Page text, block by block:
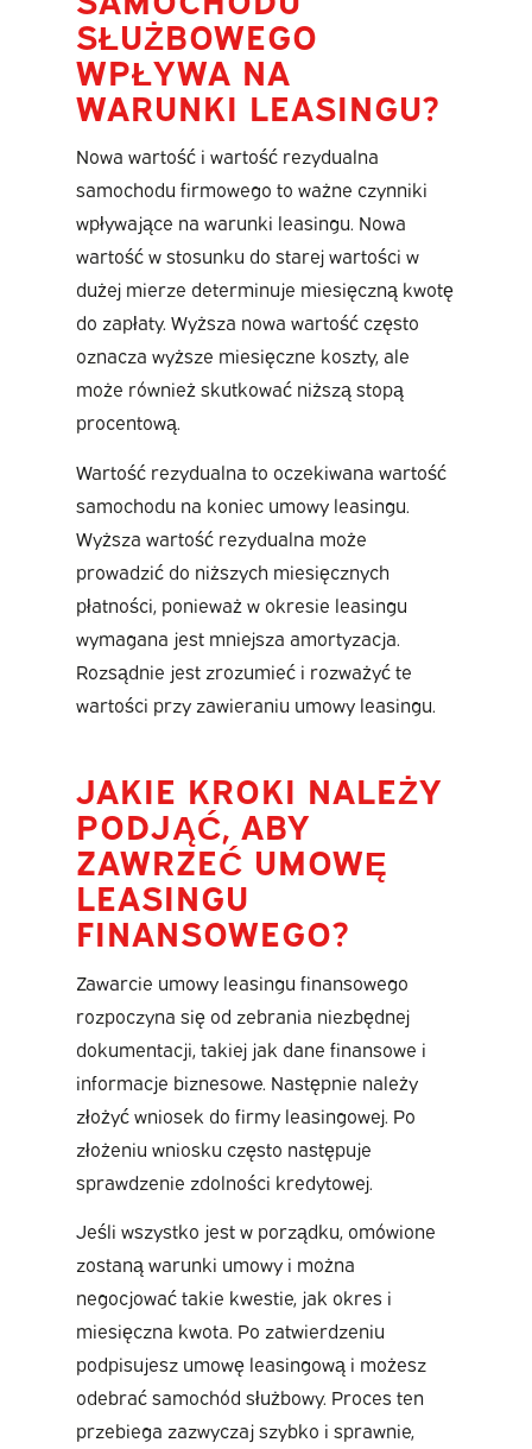
SŁUŻBOWEGO
WPŁYWA NA
WARUNKI LEASINGU?
Nowa wartość i wartość rezydualna
samochodu firmowego to ważne czynniki
wpływające na warunki leasingu. Nowa
wartość w stosunku do starej wartości w
dużej mierze determinuje miesięczną kwotę
do zapłaty. Wyższa nowa wartość często
oznacza wyższe miesięczne koszty, ale
może również skutkować niższą stopą
procentową.
Wartość rezydualna to oczekiwana wartość
samochodu na koniec umowy leasingu.
Wyższa wartość rezydualna może
prowadzić do niższych miesięcznych
płatności, ponieważ w okresie leasingu
wymagana jest mniejsza amortyzacja.
Rozsądnie jest zrozumieć i rozważyć te
wartości przy zawieraniu umowy leasingu.
JAKIE KROKI NALEŻY
PODJĄĆ, ABY
ZAWRZEĆ UMOWĘ
LEASINGU
FINANSOWEGO?
Zawarcie umowy leasingu finansowego
rozpoczyna się od zebrania niezbędnej
dokumentacji, takiej jak dane finansowe i
informacje biznesowe. Następnie należy
złożyć wniosek do firmy leasingowej. Po
złożeniu wniosku często następuje
sprawdzenie zdolności kredytowej.
Jeśli wszystko jest w porządku, omówione
zostaną warunki umowy i można
negocjować takie kwestie, jak okres i
miesięczna kwota. Po zatwierdzeniu
podpisujesz umowę leasingową i możesz
odebrać samochód służbowy. Proces ten
przebiega zazwyczaj szybko i sprawnie,